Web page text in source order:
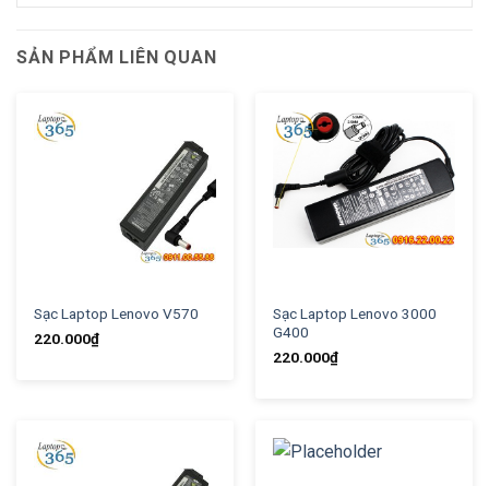
SẢN PHẨM LIÊN QUAN
Sạc Laptop Lenovo V570
220.000₫
Sạc Laptop Lenovo 3000
G400
220.000₫